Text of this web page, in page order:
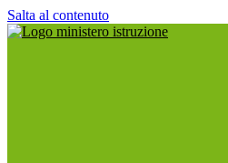
Salta al contenuto